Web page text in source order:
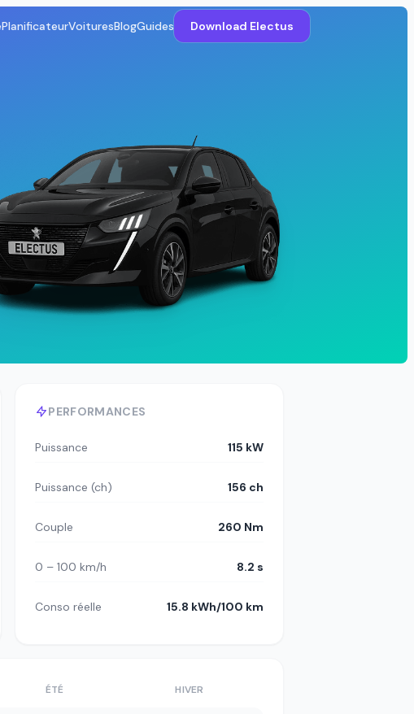
PlanificateurVoituresBlogGuides Download Electus
PERFORMANCES
Puissance 115 kW
Puissance (ch) 156 ch
Couple 260 Nm
0 – 100 km/h 8.2 s
Conso réelle 15.8 kWh/100 km
ÉTÉ HIVER